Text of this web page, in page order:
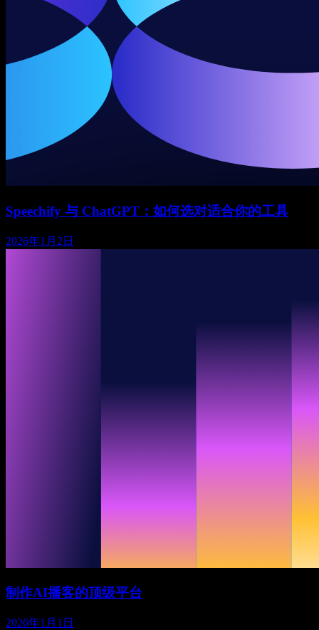
Speechify 与 ChatGPT：如何选对适合你的工具
2026年1月2日
制作AI播客的顶级平台
2026年1月1日